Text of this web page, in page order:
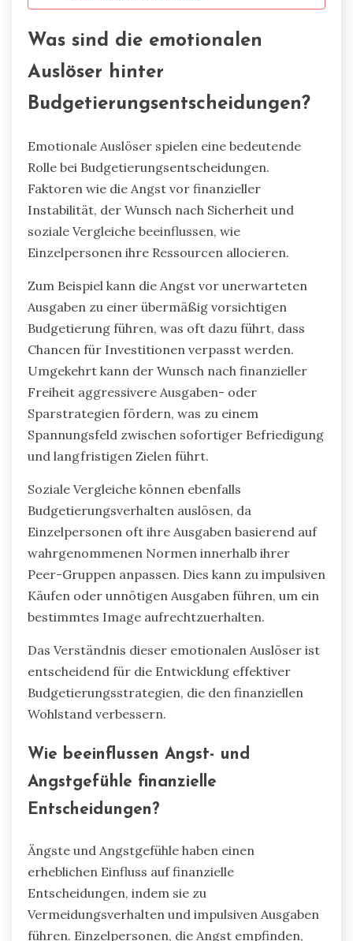
Was sind die emotionalen
Auslöser hinter
Budgetierungsentscheidungen?
Emotionale Auslöser spielen eine bedeutende
Rolle bei Budgetierungsentscheidungen.
Faktoren wie die Angst vor finanzieller
Instabilität, der Wunsch nach Sicherheit und
soziale Vergleiche beeinflussen, wie
Einzelpersonen ihre Ressourcen allocieren.
Zum Beispiel kann die Angst vor unerwarteten
Ausgaben zu einer übermäßig vorsichtigen
Budgetierung führen, was oft dazu führt, dass
Chancen für Investitionen verpasst werden.
Umgekehrt kann der Wunsch nach finanzieller
Freiheit aggressivere Ausgaben- oder
Sparstrategien fördern, was zu einem
Spannungsfeld zwischen sofortiger Befriedigung
und langfristigen Zielen führt.
Soziale Vergleiche können ebenfalls
Budgetierungsverhalten auslösen, da
Einzelpersonen oft ihre Ausgaben basierend auf
wahrgenommenen Normen innerhalb ihrer
Peer-Gruppen anpassen. Dies kann zu impulsiven
Käufen oder unnötigen Ausgaben führen, um ein
bestimmtes Image aufrechtzuerhalten.
Das Verständnis dieser emotionalen Auslöser ist
entscheidend für die Entwicklung effektiver
Budgetierungsstrategien, die den finanziellen
Wohlstand verbessern.
Wie beeinflussen Angst- und
Angstgefühle finanzielle
Entscheidungen?
Ängste und Angstgefühle haben einen
erheblichen Einfluss auf finanzielle
Entscheidungen, indem sie zu
Vermeidungsverhalten und impulsiven Ausgaben
führen. Einzelpersonen, die Angst empfinden,